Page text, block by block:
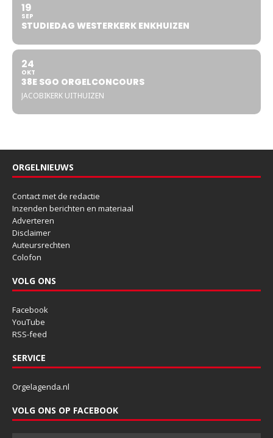
19
SEP
STUDIEDAG WESTERKERK ENKHUIZEN
24
OKT
38E SGO ORGELCONCOURS
JACOBIKERK UITHUIZEN
ORGELNIEUWS
Contact met de redactie
Inzenden berichten en materiaal
Adverteren
Disclaimer
Auteursrechten
Colofon
VOLG ONS
Facebook
YouTube
RSS-feed
SERVICE
Orgelagenda.nl
VOLG ONS OP FACEBOOK